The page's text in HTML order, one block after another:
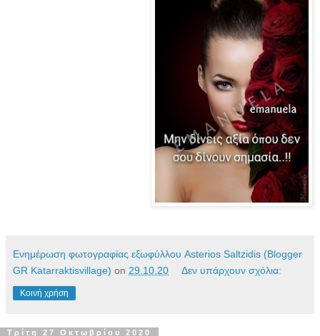
Ενημέρωση φωτογραφίας εξωφύλλου Asterios Saltzidis (Blogger
GR Katarraktisvillage) on 29.10.20 Δεν υπάρχουν σχόλια:
Κοινή χρήση
Τρίτη 27 Οκτωβρίου 2020